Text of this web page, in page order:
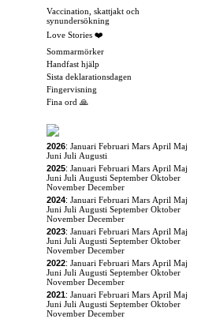
Vaccination, skattjakt och
synundersökning
Love Stories ❤️
Sommarmörker
Handfast hjälp
Sista deklarationsdagen
Fingervisning
Fina ord 🙏
2026: Januari Februari Mars April Maj
Juni Juli Augusti
2025: Januari Februari Mars April Maj
Juni Juli Augusti September Oktober
November December
2024: Januari Februari Mars April Maj
Juni Juli Augusti September Oktober
November December
2023: Januari Februari Mars April Maj
Juni Juli Augusti September Oktober
November December
2022: Januari Februari Mars April Maj
Juni Juli Augusti September Oktober
November December
2021: Januari Februari Mars April Maj
Juni Juli Augusti September Oktober
November December